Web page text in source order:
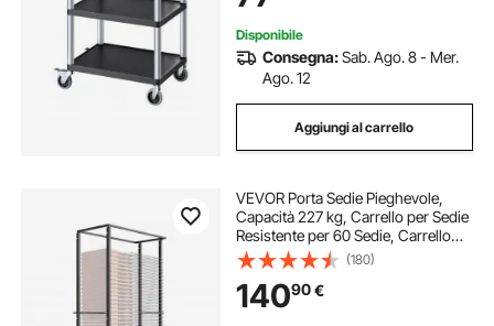
Disponibile
Consegna:Sab. Ago. 8 - Mer.
Ago. 12
Aggiungi al carrello
VEVOR Porta Sedie Pieghevole,
Capacità 227 kg, Carrello per Sedie
Resistente per 60 Sedie, Carrello
Porta Sedie in Metallo con Ruote
Girevoli e Ruote Bloccabili per Feste,
Eventi, Hotel, Nero Opaco
(180)
14090€